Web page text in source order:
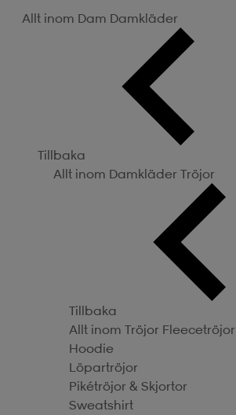
Allt inom Dam Damkläder
Tillbaka
Allt inom Damkläder Tröjor
Tillbaka
Allt inom Tröjor Fleecetröjor
Hoodie
Löpartröjor
Pikétröjor & Skjortor
Sweatshirt